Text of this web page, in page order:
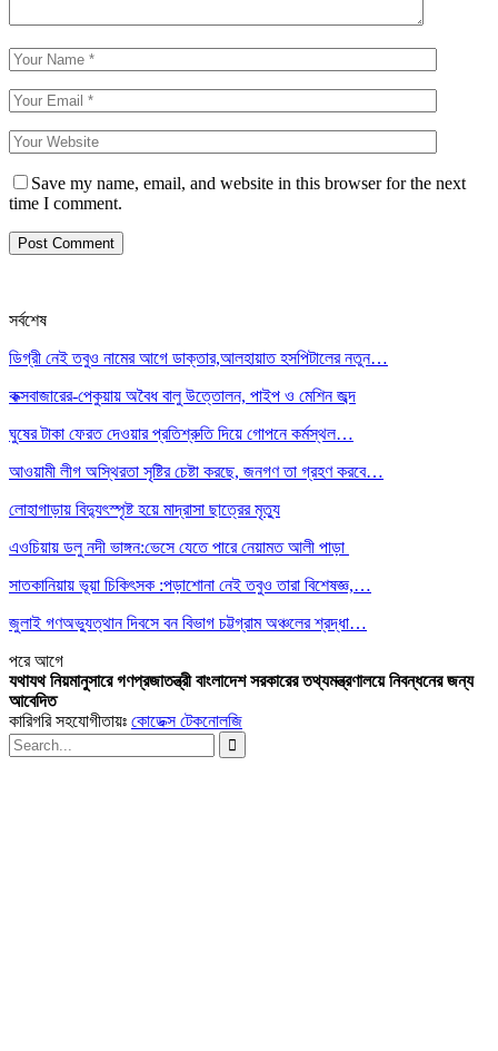
Save my name, email, and website in this browser for the next
time I comment.
সর্বশেষ
ডিগ্রী নেই তবুও নামের আগে ডাক্তার,আলহায়াত হসপিটালের নতুন…
কক্সবাজারের-পেকুয়ায় অবৈধ বালু উত্তোলন, পাইপ ও মেশিন জব্দ
ঘুষের টাকা ফেরত দেওয়ার প্রতিশ্রুতি দিয়ে গোপনে কর্মস্থল…
আওয়ামী লীগ অস্থিরতা সৃষ্টির চেষ্টা করছে, জনগণ তা গ্রহণ করবে…
লোহাগাড়ায় বিদ্যুৎস্পৃষ্ট হয়ে মাদ্রাসা ছাত্রের মৃত্যু
এওচিয়ায় ডলু নদী ভাঙ্গন:ভেসে যেতে পারে নেয়ামত আলী পাড়া
সাতকানিয়ায় ভূয়া চিকিৎসক :পড়াশোনা নেই তবুও তারা বিশেষজ্ঞ,…
জুলাই গণঅভ্যুত্থান দিবসে বন বিভাগ চট্টগ্রাম অঞ্চলের শ্রদ্ধা…
পরেআগে
যথাযথ নিয়মানুসারে গণপ্রজাতন্ত্রী বাংলাদেশ সরকারের তথ্যমন্ত্রণালয়ে নিবন্ধনের জন্য
আবেদিত
কারিগরি সহযোগীতায়ঃ কোডেক্স টেকনোলজি